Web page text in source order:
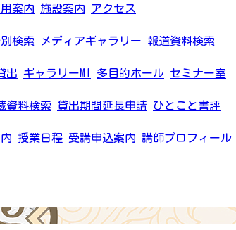
案内 施設案内 アクセス
検索 メディアギャラリー 報道資料検索
出 ギャラリーMI 多目的ホール セミナー室
資料検索 貸出期間延長申請 ひとこと書評
授業日程 受講申込案内 講師プロフィール